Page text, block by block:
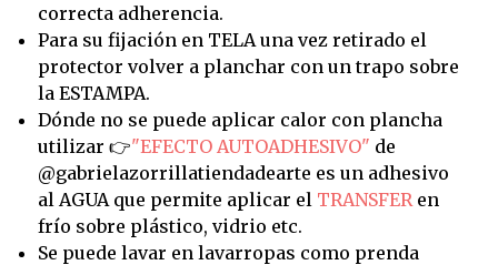
correcta adherencia.
Para su fijación en TELA una vez retirado el
protector volver a planchar con un trapo sobre
la ESTAMPA.
Dónde no se puede aplicar calor con plancha
utilizar 👉"EFECTO AUTOADHESIVO" de
@gabrielazorrillatiendadearte es un adhesivo
al AGUA que permite aplicar el TRANSFERen
frío sobre plástico, vidrio etc.
Se puede lavar en lavarropas como prenda